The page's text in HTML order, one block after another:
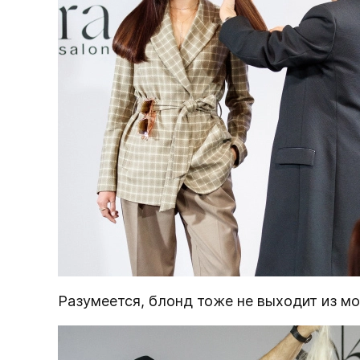
Разумеется, блонд тоже не выходит из